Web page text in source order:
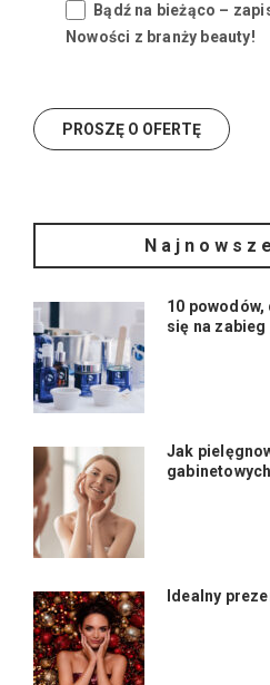
Bądź na bieżąco –
Nowości z branży beauty!
10
się na zabieg
Jak
Idealny